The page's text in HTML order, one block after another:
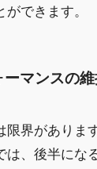
できます。
マンスの
限界がありま
は、後半にな